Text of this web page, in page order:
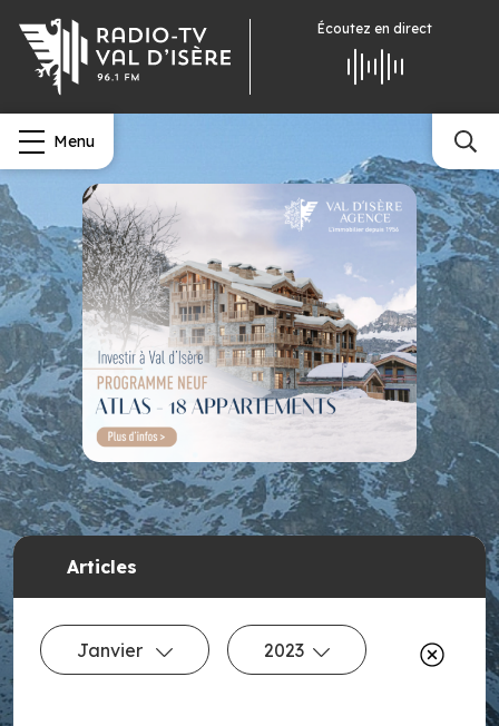
Écoutez en direct
Menu
Articles
Janvier 2023